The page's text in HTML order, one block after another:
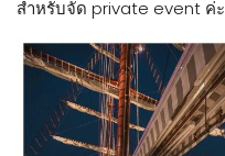
สำหรับจัด private event ค่ะ